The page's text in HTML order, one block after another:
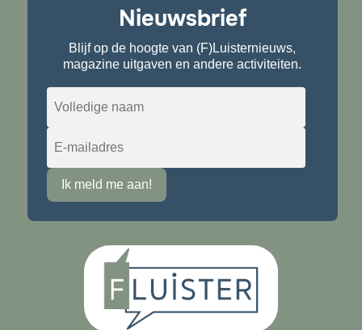
Nieuwsbrief
Blijf op de hoogte van (F)Luisternieuws,
magazine uitgaven en andere activiteiten.
Ik meld me aan!